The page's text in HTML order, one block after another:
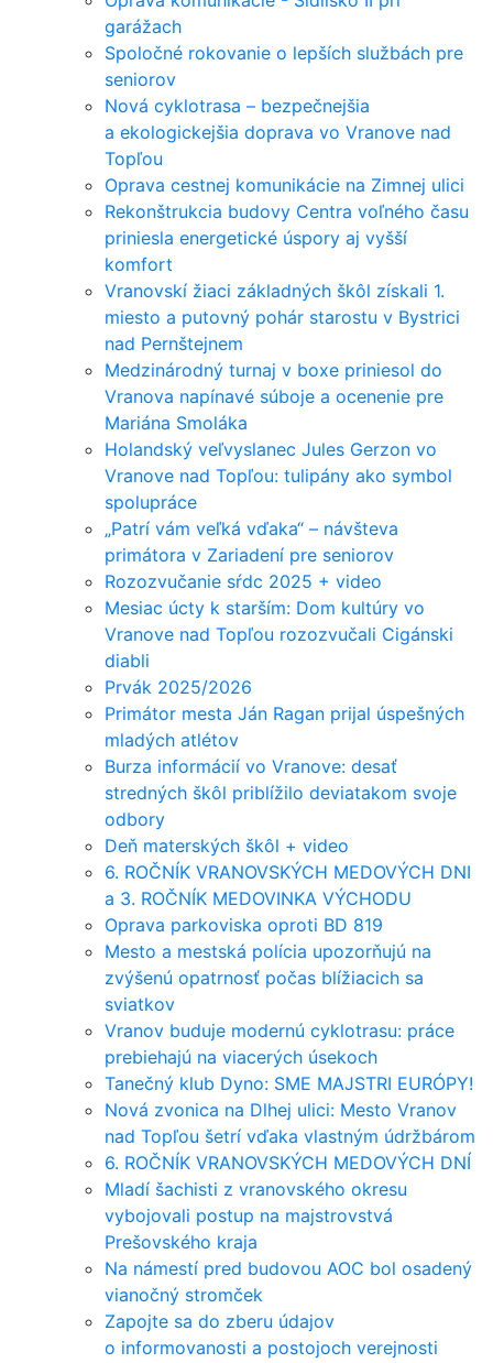
garážach
Spoločné rokovanie o lepších službách pre
seniorov
Nová cyklotrasa – bezpečnejšia
a ekologickejšia doprava vo Vranove nad
Topľou
Oprava cestnej komunikácie na Zimnej ulici
Rekonštrukcia budovy Centra voľného času
priniesla energetické úspory aj vyšší
komfort
Vranovskí žiaci základných škôl získali 1.
miesto a putovný pohár starostu v Bystrici
nad Pernštejnem
Medzinárodný turnaj v boxe priniesol do
Vranova napínavé súboje a ocenenie pre
Mariána Smoláka
Holandský veľvyslanec Jules Gerzon vo
Vranove nad Topľou: tulipány ako symbol
spolupráce
„Patrí vám veľká vďaka“ – návšteva
primátora v Zariadení pre seniorov
Rozozvučanie sŕdc 2025 + video
Mesiac úcty k starším: Dom kultúry vo
Vranove nad Topľou rozozvučali Cigánski
diabli
Prvák 2025/2026
Primátor mesta Ján Ragan prijal úspešných
mladých atlétov
Burza informácií vo Vranove: desať
stredných škôl priblížilo deviatakom svoje
odbory
Deň materských škôl + video
6. ROČNÍK VRANOVSKÝCH MEDOVÝCH DNI
a 3. ROČNÍK MEDOVINKA VÝCHODU
Oprava parkoviska oproti BD 819
Mesto a mestská polícia upozorňujú na
zvýšenú opatrnosť počas blížiacich sa
sviatkov
Vranov buduje modernú cyklotrasu: práce
prebiehajú na viacerých úsekoch
Tanečný klub Dyno: SME MAJSTRI EURÓPY!
Nová zvonica na Dlhej ulici: Mesto Vranov
nad Topľou šetrí vďaka vlastným údržbárom
6. ROČNÍK VRANOVSKÝCH MEDOVÝCH DNÍ
Mladí šachisti z vranovského okresu
vybojovali postup na majstrovstvá
Prešovského kraja
Na námestí pred budovou AOC bol osadený
vianočný stromček
Zapojte sa do zberu údajov
o informovanosti a postojoch verejnosti